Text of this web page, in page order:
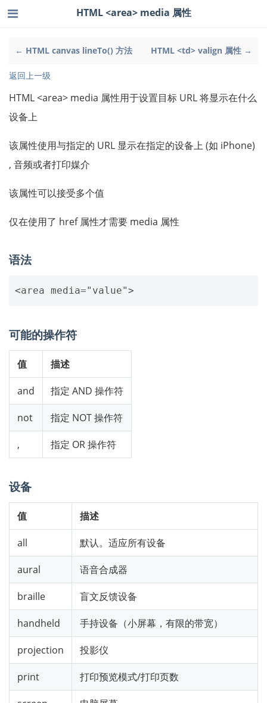
← HTML canvas lineTo() 方法 HTML <td> valign 属性 →
HTML <area> media 属性
返回上一级
HTML <area> media 属性用于设置目标 URL 将显示在什么
设备上
该属性使用与指定的 URL 显示在指定的设备上 (如 iPhone)
, 音频或者打印媒介
该属性可以接受多个值
仅在使用了 href 属性才需要 media 属性
语法
可能的操作符
值 描述
and 指定 AND 操作符
not 指定 NOT 操作符
, 指定 OR 操作符
设备
值 描述
all 默认。适应所有设备
aural 语音合成器
braille 盲文反馈设备
handheld 手持设备（小屏幕，有限的带宽）
projection 投影仪
print 打印预览模式/打印页数